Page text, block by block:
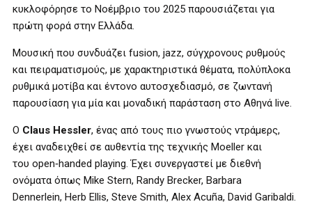
κυκλοφόρησε το Νοέμβριο του 2025 παρουσιάζεται για
πρώτη φορά στην Ελλάδα.
Μουσική που συνδυάζει fusion, jazz, σύγχρονους ρυθμούς
και πειραματισμούς, με χαρακτηριστικά θέματα, πολύπλοκα
ρυθμικά μοτίβα και έντονο αυτοσχεδιασμό, σε ζωντανή
παρουσίαση για μία και μοναδική παράσταση στο Αθηνά live.
Ο Claus Hessler, ένας από τους πιο γνωστούς ντράμερς,
έχει αναδειχθεί σε αυθεντία της τεχνικής Moeller και
του open‑handed playing. Έχει συνεργαστεί με διεθνή
ονόματα όπως Mike Stern, Randy Brecker, Barbara
Dennerlein, Herb Ellis, Steve Smith, Alex Acuña, David Garibaldi.